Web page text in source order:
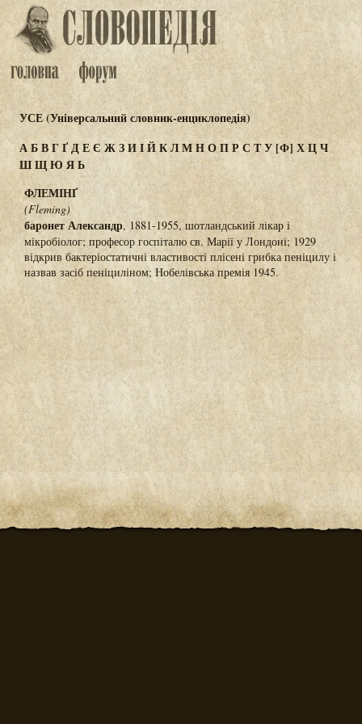
УСЕ (Універсальний словник-енциклопедія)
АБВГҐДЕЄ ЖЗИІЙКЛМНОПРС ТУ[Ф] ХЦЧ
ШЩЮЯЬ
ФЛЕМІНҐ
(Fleming)
баронет Александр, 1881-1955, шотландський лікар і
мікробіолог; професор госпіталю св. Марії у Лондоні; 1929
відкрив бактеріостатичні властивості плісені грибка пеніцилу і
назвав засіб пеніциліном; Нобелівська премія 1945.